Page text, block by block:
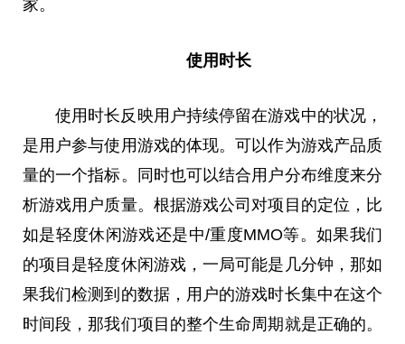
家。
使用时长
使用时长反映用户持续停留在游戏中的状况，
是用户参与使用游戏的体现。可以作为游戏产品质
量的一个指标。同时也可以结合用户分布维度来分
析游戏用户质量。根据游戏公司对项目的定位，比
如是轻度休闲游戏还是中/重度MMO等。如果我们
的项目是轻度休闲游戏，一局可能是几分钟，那如
果我们检测到的数据，用户的游戏时长集中在这个
时间段，那我们项目的整个生命周期就是正确的。